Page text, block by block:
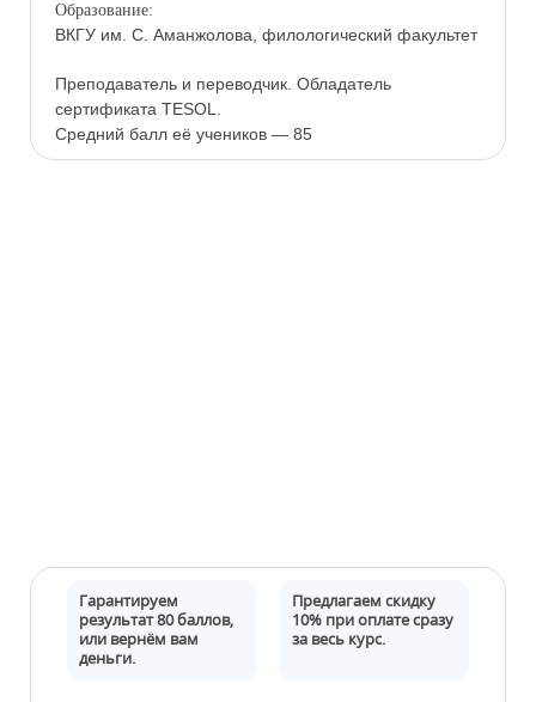
Образование:
ВКГУ им. С. Аманжолова, филологический факультет
Преподаватель и переводчик. Обладатель
сертификата TESOL.
Средний балл её учеников — 85
Гарантируем
результат 80 баллов,
или вернём вам
деньги.
Предлагаем скидку
10% при оплате сразу
за весь курс.